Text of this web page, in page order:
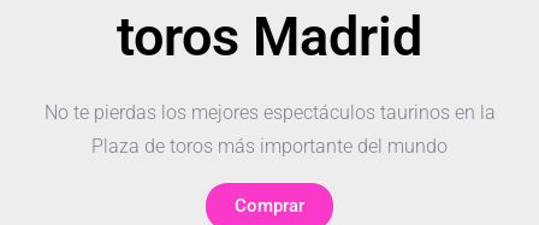
toros Madrid
No te pierdas los mejores espectáculos taurinos en la
Plaza de toros más importante del mundo
Comprar